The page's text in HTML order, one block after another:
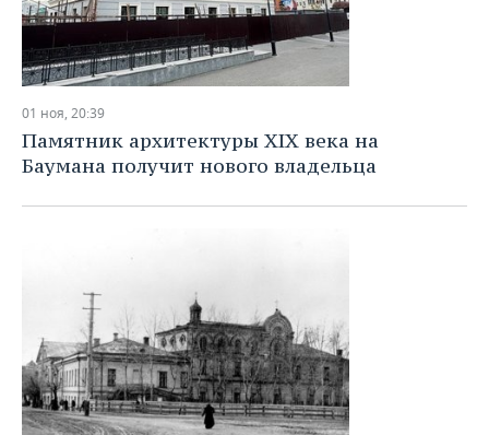
01 ноя, 20:39
Памятник архитектуры XIX века на
Баумана получит нового владельца